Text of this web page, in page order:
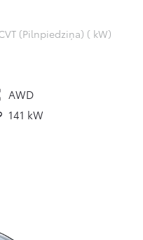
(Pilnpiedziņa) ( kW)
AWD
141 kW